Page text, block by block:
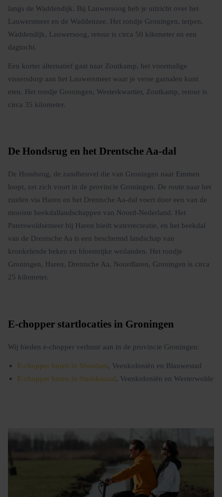
langs de Waddendijk. Bij Lauwersoog heb je uitzicht over het
Lauwersmeer en de Waddenzee. Het rondje Groningen, terpen,
Waddendijk, Lauwersoog, retour is circa 50 kilometer en een
dagtocht.
Een korter alternatief gaat naar Zoutkamp, het voormalige
vissersdorp aan het Lauwersmeer waar je verse garnalen kunt
eten. Het rondje Groningen, Westerkwartier, Zoutkamp, retour is
circa 35 kilometer.
De Hondsrug en het Drentsche Aa-dal
De Hondsrug, de zandheuvel die van Groningen naar Emmen
loopt, zet zich voort in de provincie Groningen. De route naar het
zuiden via Haren en het Drentsche Aa-dal voert door een van de
mooiste beekdallandschappen van Noord-Nederland. Het
Paterswoldsemeer bij Haren biedt waterrecreatie, en het beekdal
van de Drentsche Aa is een beschermd landschap van
kronkelende beken en bloemrijke weilanden. Het rondje
Groningen, Haren, Drentsche Aa, Noordlaren, Groningen is circa
25 kilometer.
E-chopper startlocaties in Groningen
Wij bieden e-chopper verhuur aan in de provincie Groningen:
E-chopper huren in Veendam, Veenkoloniën en Blauwestad
E-chopper huren in Stadskanaal, Veenkoloniën en Westerwolde